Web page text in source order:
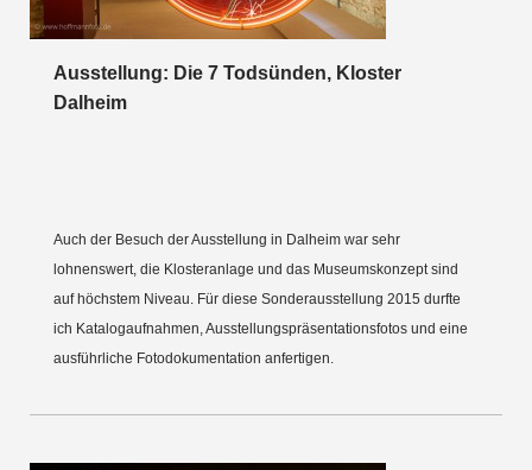
Ausstellung: Die 7 Todsünden, Kloster
Dalheim
Auch der Besuch der Ausstellung in Dalheim war sehr
lohnenswert, die Klosteranlage und das Museumskonzept sind
auf höchstem Niveau. Für diese Sonderausstellung 2015 durfte
ich Katalogaufnahmen, Ausstellungspräsentationsfotos und eine
ausführliche Fotodokumentation anfertigen.